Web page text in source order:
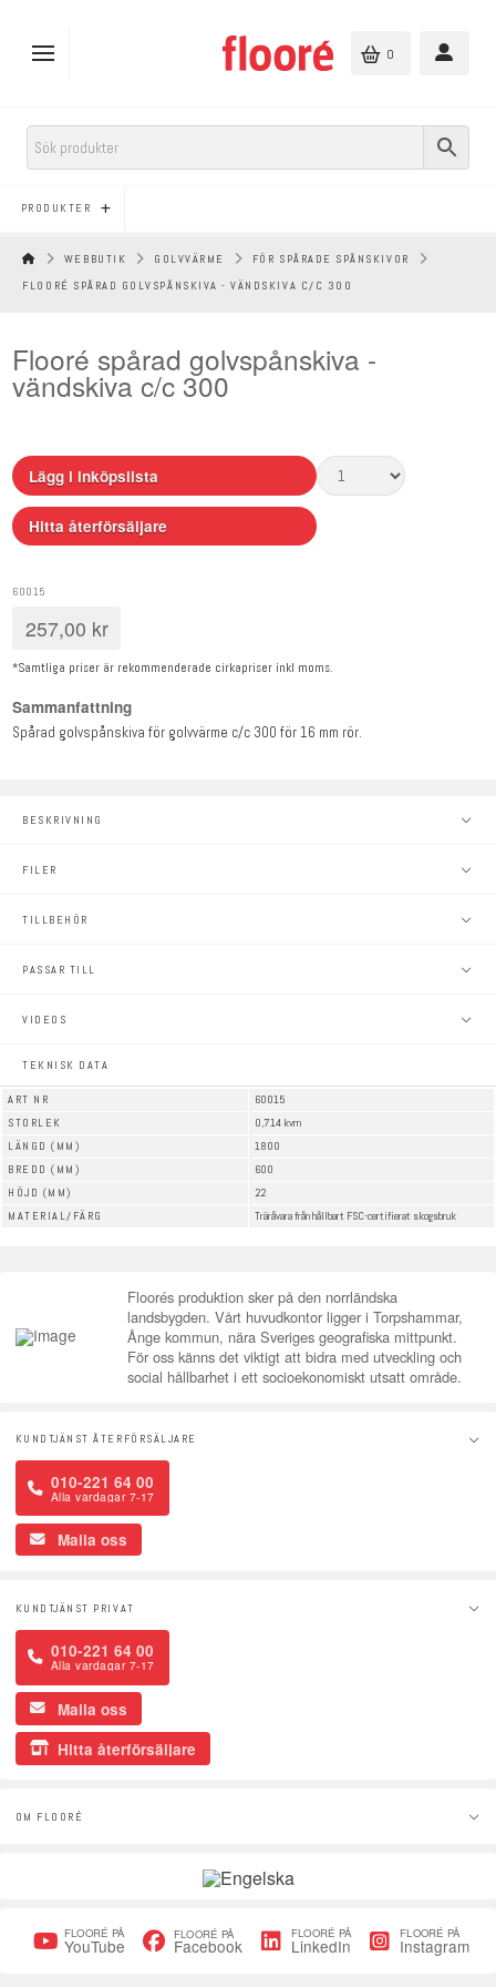
0
PRODUKTER
HEM WEBBUTIK GOLVVÄRME
FÖR SPÅRADE SPÅNSKIVOR
FLOORÉ SPÅRAD GOLVSPÅNSKIVA - VÄNDSKIVA C/C 300
Flooré spårad golvspånskiva -
vändskiva c/c 300
60015
257,00 kr
*Samtliga priser är rekommenderade cirkapriser inkl moms.
Lägg i inköpslista
Hitta återförsäljare
Sammanfattning
Spårad golvspånskiva för golvvärme c/c 300 för 16 mm rör.
BESKRIVNING
FILER
TILLBEHÖR
PASSAR TILL
VIDEOS
TEKNISK DATA
ART NR
60015
STORLEK
0,714 kvm
LÄNGD (MM)
1800
BREDD (MM)
600
HÖJD (MM)
22
MATERIAL/FÄRG
Träråvara från hållbart FSC-certifierat skogsbruk
Floorés produktion sker på den norrländska
landsbygden. Vårt huvudkontor ligger i Torpshammar,
Ånge kommun, nära Sveriges geografiska mittpunkt.
För oss känns det viktigt att bidra med utveckling och
social hållbarhet i ett socioekonomiskt utsatt område.
KUNDTJÄNST ÅTERFÖRSÄLJARE
010-221 64 00
Alla vardagar 7-17
Maila oss
KUNDTJÄNST PRIVAT
010-221 64 00
Alla vardagar 7-17
Maila oss
Hitta återförsäljare
OM FLOORÉ
FLOORÉ PÅ
YouTube
FLOORÉ PÅ
Facebook
FLOORÉ PÅ
LinkedIn
FLOORÉ PÅ
Instagram